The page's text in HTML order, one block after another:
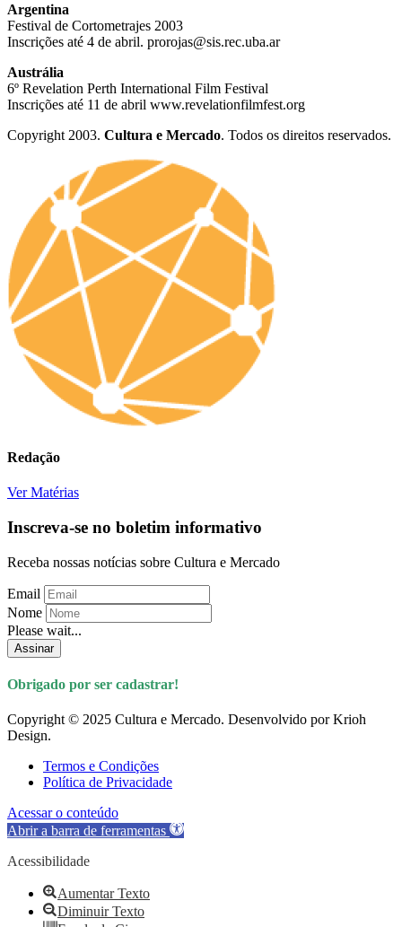
Argentina
Festival de Cortometrajes 2003
Inscrições até 4 de abril. prorojas@sis.rec.uba.ar
Austrália
6º Revelation Perth International Film Festival
Inscrições até 11 de abril www.revelationfilmfest.org
Copyright 2003. Cultura e Mercado. Todos os direitos reservados.
Redação
Ver Matérias
Inscreva-se no boletim informativo
Receba nossas notícias sobre Cultura e Mercado
Email
Nome
Please wait...
Assinar
Obrigado por ser cadastrar!
Copyright © 2025 Cultura e Mercado. Desenvolvido por Krioh
Design.
Termos e Condições
Política de Privacidade
Acessar o conteúdo
Abrir a barra de ferramentas
Acessibilidade
Aumentar Texto
Diminuir Texto